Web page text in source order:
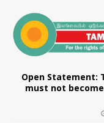
Open Statement:
must not